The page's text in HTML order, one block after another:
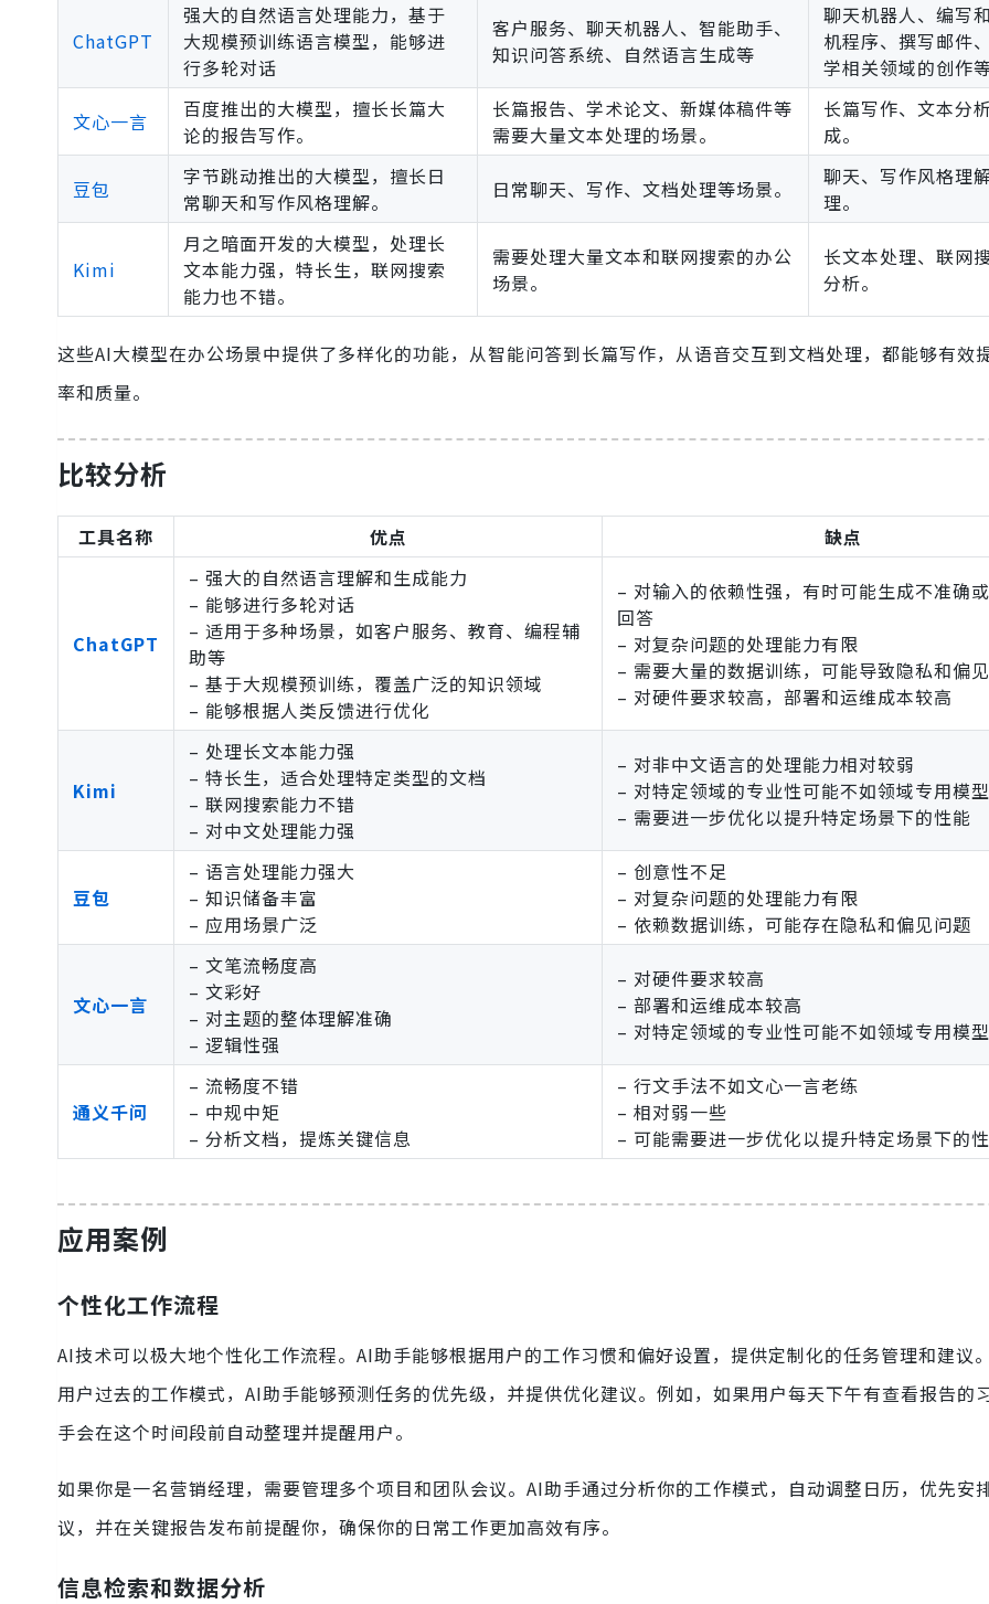
ChatGPT
强大的自然语言处理能力，基于
大规模预训练语言模型，能够进
行多轮对话
客户服务、聊天机器人、智能助手、
知识问答系统、自然语言生成等
聊天机器人、编写
机程序、撰写邮件
学相关领域的创作
文心一言
百度推出的大模型，擅长长篇大
论的报告写作。
长篇报告、学术论文、新媒体稿件等
需要大量文本处理的场景。
长篇写作、文本分
成。
豆包
字节跳动推出的大模型，擅长日
常聊天和写作风格理解。
日常聊天、写作、文档处理等场景。
聊天、写作风格理
理。
Kimi
月之暗面开发的大模型，处理长
文本能力强，特长生，联网搜索
能力也不错。
需要处理大量文本和联网搜索的办公
场景。
长文本处理、联网
分析。
这些AI大模型在办公场景中提供了多样化的功能，从智能问答到长篇写作，从语音交互到文档处理，都能够有效
率和质量。
比较分析
工具名称 优点 缺点
ChatGPT
– 强大的自然语言理解和生成能力
– 能够进行多轮对话
– 适用于多种场景，如客户服务、教育、编程辅
助等
– 基于大规模预训练，覆盖广泛的知识领域
– 能够根据人类反馈进行优化
– 对输入的依赖性强，有时可能生成不准确
回答
– 对复杂问题的处理能力有限
– 需要大量的数据训练，可能导致隐私和偏
– 对硬件要求较高，部署和运维成本较高
Kimi
– 处理长文本能力强
– 特长生，适合处理特定类型的文档
– 联网搜索能力不错
– 对中文处理能力强
– 对非中文语言的处理能力相对较弱
– 对特定领域的专业性可能不如领域专用模型
– 需要进一步优化以提升特定场景下的性能
豆包
– 语言处理能力强大
– 知识储备丰富
– 应用场景广泛
– 创意性不足
– 对复杂问题的处理能力有限
– 依赖数据训练，可能存在隐私和偏见问题
文心一言
– 文笔流畅度高
– 文彩好
– 对主题的整体理解准确
– 逻辑性强
– 对硬件要求较高
– 部署和运维成本较高
– 对特定领域的专业性可能不如领域专用模型
通义千问
– 流畅度不错
– 中规中矩
– 分析文档，提炼关键信息
– 行文手法不如文心一言老练
– 相对弱一些
– 可能需要进一步优化以提升特定场景下的
应用案例
个性化工作流程
AI技术可以极大地个性化工作流程。AI助手能够根据用户的工作习惯和偏好设置，提供定制化的任务管理和建议
用户过去的工作模式，AI助手能够预测任务的优先级，并提供优化建议。例如，如果用户每天下午有查看报告的
手会在这个时间段前自动整理并提醒用户。
如果你是一名营销经理，需要管理多个项目和团队会议。AI助手通过分析你的工作模式，自动调整日历，优先安
议，并在关键报告发布前提醒你，确保你的日常工作更加高效有序。
信息检索和数据分析